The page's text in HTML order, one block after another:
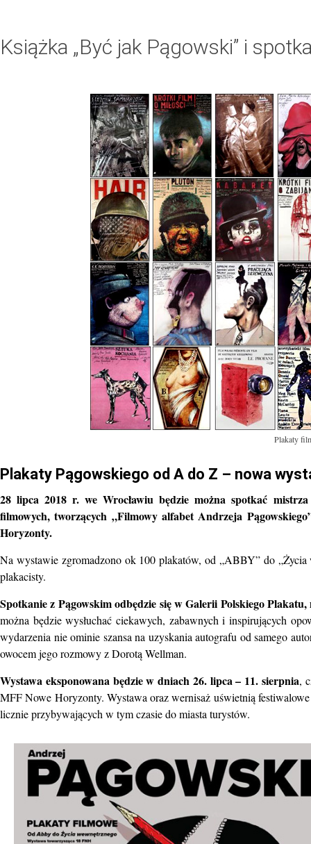
Książka „Być jak Pągowski” i
Plakaty
Plakaty Pągowskiego od A do Z – nowa
28 lipca 2018 r. we Wrocławiu będzie można spotkać
filmowych, tworzących „Filmowy alfabet Andrzeja
Horyzonty.
Na wystawie zgromadzono ok 100 plakatów, od „ABBY” do
plakacisty.
Spotkanie z Pągowskim odbędzie się w Galerii Polskiego
można będzie wysłuchać ciekawych, zabawnych i inspirujących
wydarzenia nie ominie szansa na uzyskania autografu od samego
owocem jego rozmowy z Dorotą Wellman.
Wystawa eksponowana będzie w dniach 26. lipca – 11. sierpnia,
MFF Nowe Horyzonty. Wystawa oraz wernisaż uświetnią
licznie przybywających w tym czasie do miasta turystów.